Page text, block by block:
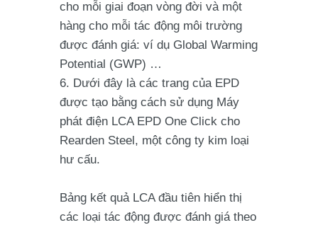
cho mỗi giai đoạn vòng đời và một
hàng cho mỗi tác động môi trường
được đánh giá: ví dụ Global Warming
Potential (GWP) …
Dưới đây là các trang của EPD
được tạo bằng cách sử dụng Máy
phát điện LCA EPD One Click cho
Rearden Steel, một công ty kim loại
hư cấu.
Bảng kết quả LCA đầu tiên hiển thị
các loại tác động được đánh giá theo